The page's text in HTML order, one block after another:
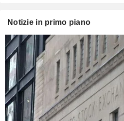
Notizie in primo piano